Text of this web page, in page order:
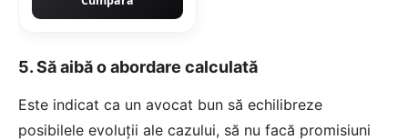
5. Să aibă o abordare calculată
Este indicat ca un avocat bun să echilibreze
posibilele evoluții ale cazului, să nu facă promisiuni